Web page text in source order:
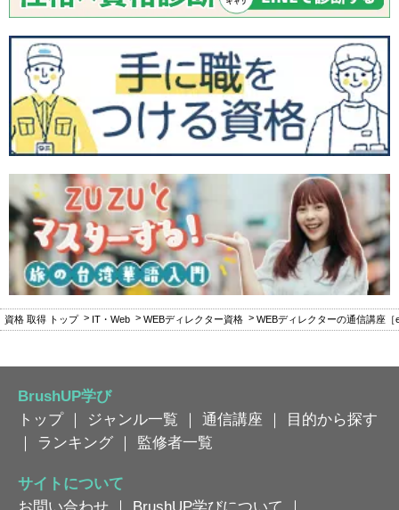
資格 取得 トップ IT・Web WEBディレクター資格 WEBディレクターの通信講座
BrushUP学び
トップ｜ ジャンル一覧 ｜ 通信講座 ｜
目的から探す
｜
ランキング ｜ 監修者一覧
サイトについて
お問い合わせ ｜ BrushUP学びについて ｜